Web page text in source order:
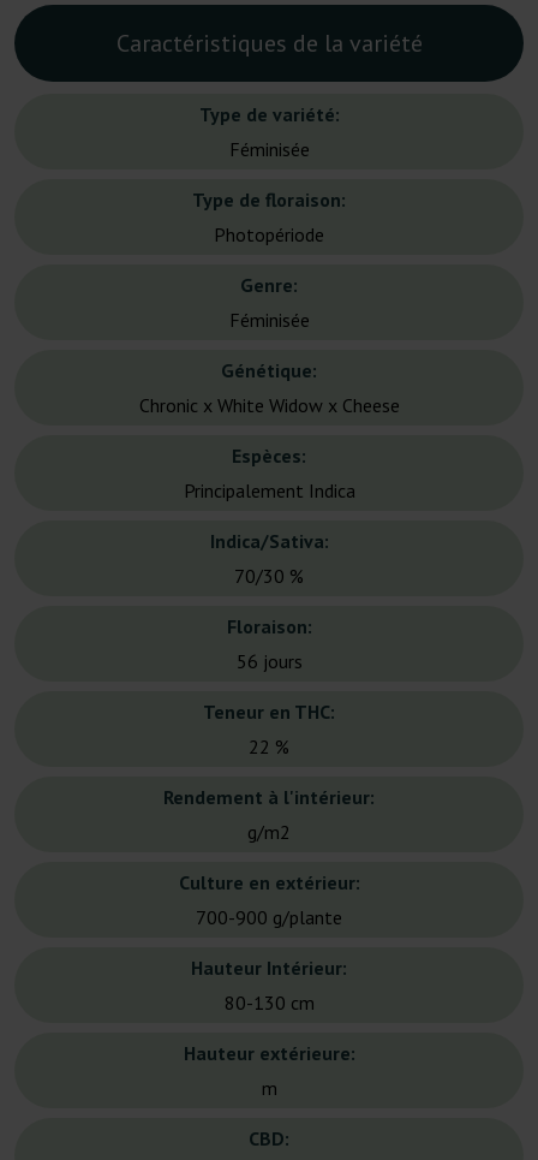
Caractéristiques de la variété
Type de variété:
Féminisée
Type de floraison:
Photopériode
Genre:
Féminisée
Génétique:
Chronic x White Widow x Cheese
Espèces:
Principalement Indica
Indica/Sativa:
70/30 %
Floraison:
56 jours
Teneur en THC:
22 %
Rendement à l'intérieur:
g/m2
Culture en extérieur:
700-900 g/plante
Hauteur Intérieur:
80-130 cm
Hauteur extérieure:
m
CBD: